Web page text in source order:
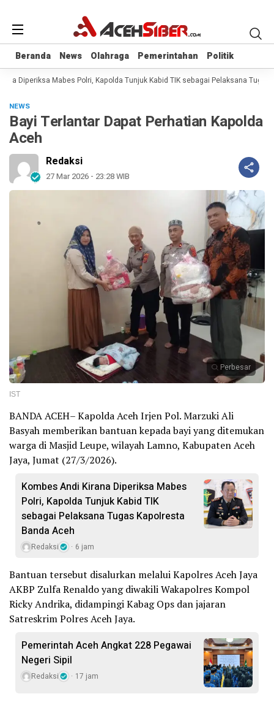
Beranda News Olahraga Pemerintahan Politik
Beranda News Olahraga Pemerintahan Politik
Diperiksa Mabes Polri, Kapolda Tunjuk Kabid TIK sebagai Pelaksana Tugas
NEWS
Bayi Terlantar Dapat Perhatian Kapolda
Aceh
Redaksi
27 Mar 2026 - 23:28 WIB
Perbesar
IST
BANDA ACEH– Kapolda Aceh Irjen Pol. Marzuki Ali
Basyah memberikan bantuan kepada bayi yang ditemukan
warga di Masjid Leupe, wilayah Lamno, Kabupaten Aceh
Jaya, Jumat (27/3/2026).
Kombes Andi Kirana Diperiksa Mabes
Polri, Kapolda Tunjuk Kabid TIK
sebagai Pelaksana Tugas Kapolresta
Banda Aceh
Redaksi 6 jam
Bantuan tersebut disalurkan melalui Kapolres Aceh Jaya
AKBP Zulfa Renaldo yang diwakili Wakapolres Kompol
Ricky Andrika, didampingi Kabag Ops dan jajaran
Satreskrim Polres Aceh Jaya.
Pemerintah Aceh Angkat 228 Pegawai
Negeri Sipil
Redaksi 17 jam